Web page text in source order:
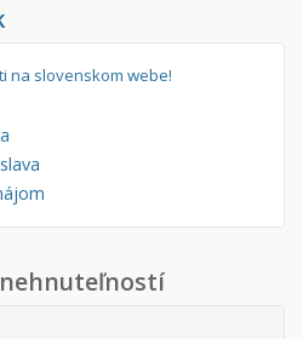
na slovenskom webe!